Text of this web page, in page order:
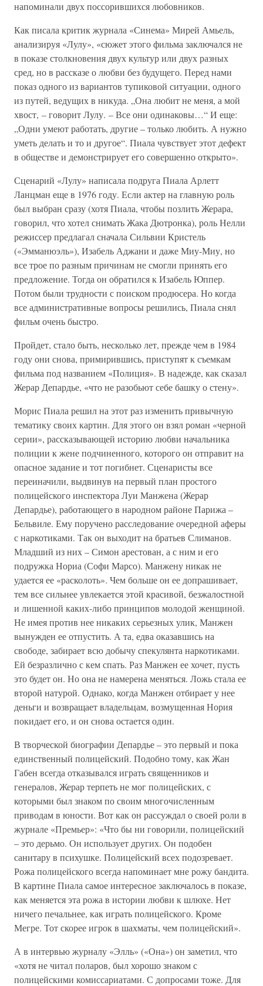
напоминали двух поссорившихся любовников.
Как писала критик журнала «Синема» Мирей Амьель,
анализируя «Лулу», «сюжет этого фильма заключался не
в показе столкновения двух культур или двух разных
сред, но в рассказе о любви без будущего. Перед нами
показ одного из вариантов тупиковой ситуации, одного
из путей, ведущих в никуда. „Она любит не меня, а мой
хвост, – говорит Лулу. – Все они одинаковы…“ И еще:
„Одни умеют работать, другие – только любить. А нужно
уметь делать и то и другое“. Пиала чувствует этот дефект
в обществе и демонстрирует его совершенно открыто».
Сценарий «Лулу» написала подруга Пиала Арлетт
Ланцман еще в 1976 году. Если актер на главную роль
был выбран сразу (хотя Пиала, чтобы позлить Жерара,
говорил, что хотел снимать Жака Дютронка), роль Нелли
режиссер предлагал сначала Сильвии Кристель
(«Эмманюэль»), Изабель Аджани и даже Миу-Миу, но
все трое по разным причинам не смогли принять его
предложение. Тогда он обратился к Изабель Юппер.
Потом были трудности с поиском продюсера. Но когда
все административные вопросы решились, Пиала снял
фильм очень быстро.
Пройдет, стало быть, несколько лет, прежде чем в 1984
году они снова, примирившись, приступят к съемкам
фильма под названием «Полиция». В надежде, как сказал
Жерар Депардье, «что не разобьют себе башку о стену».
Морис Пиала решил на этот раз изменить привычную
тематику своих картин. Для этого он взял роман «черной
серии», рассказывающей историю любви начальника
полиции к жене подчиненного, которого он отправит на
опасное задание и тот погибнет. Сценаристы все
переиначили, выдвинув на первый план простого
полицейского инспектора Луи Манжена (Жерар
Депардье), работающего в народном районе Парижа –
Бельвиле. Ему поручено расследование очередной аферы
с наркотиками. Так он выходит на братьев Слиманов.
Младший из них – Симон арестован, а с ним и его
подружка Нориа (Софи Марсо). Манжену никак не
удается ее «расколоть». Чем больше он ее допрашивает,
тем все сильнее увлекается этой красивой, безжалостной
и лишенной каких-либо принципов молодой женщиной.
Не имея против нее никаких серьезных улик, Манжен
вынужден ее отпустить. А та, едва оказавшись на
свободе, забирает всю добычу спекулянта наркотиками.
Ей безразлично с кем спать. Раз Манжен ее хочет, пусть
это будет он. Но она не намерена меняться. Ложь стала ее
второй натурой. Однако, когда Манжен отбирает у нее
деньги и возвращает владельцам, возмущенная Нория
покидает его, и он снова остается один.
В творческой биографии Депардье – это первый и пока
единственный полицейский. Подобно тому, как Жан
Габен всегда отказывался играть священников и
генералов, Жерар терпеть не мог полицейских, с
которыми был знаком по своим многочисленным
приводам в юности. Вот как он рассуждал о своей роли в
журнале «Премьер»: «Что бы ни говорили, полицейский
– это дерьмо. Он использует других. Он подобен
санитару в психушке. Полицейский всех подозревает.
Рожа полицейского всегда напоминает мне рожу бандита.
В картине Пиала самое интересное заключалось в показе,
как меняется эта рожа в истории любви к шлюхе. Нет
ничего печальнее, как играть полицейского. Кроме
Мегре. Тот скорее игрок в шахматы, чем полицейский».
А в интервью журналу «Элль» («Она») он заметил, что
«хотя не читал поларов, был хорошо знаком с
полицейскими комиссариатами. С допросами тоже. Для